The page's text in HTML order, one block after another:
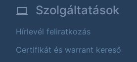
Szolgáltatások
Hírlevél feliratkozás
Certifikát és warrant kereső